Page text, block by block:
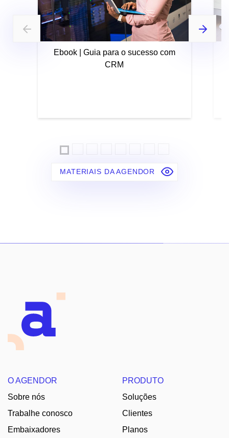
Ebook | Guia para o sucesso com
CRM
MATERIAIS DA AGENDOR
O AGENDOR
Sobre nós
Trabalhe conosco
Embaixadores
PRODUTO
Soluções
Clientes
Planos